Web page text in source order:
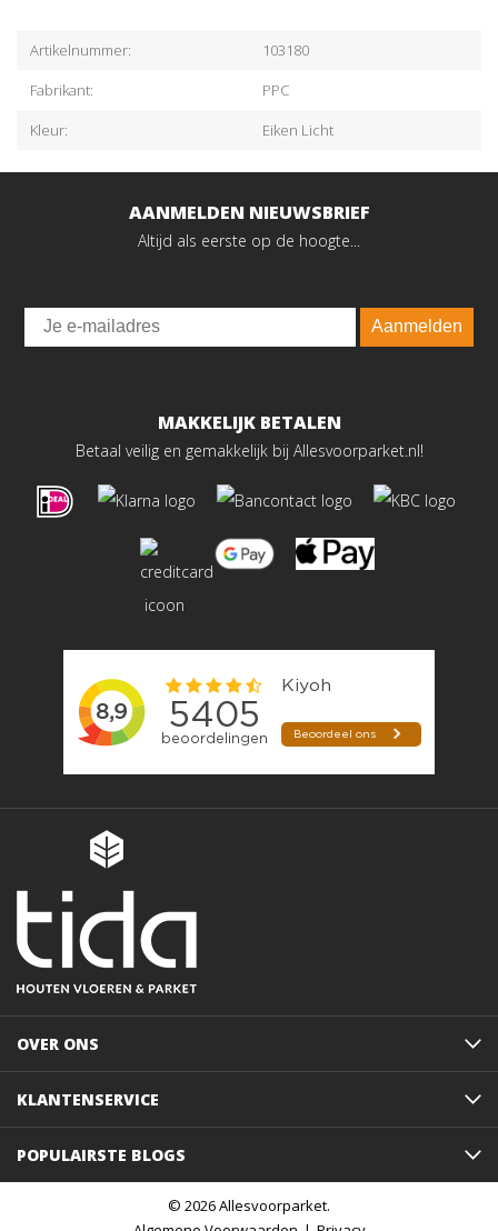
Artikelnummer:
103180
Fabrikant:
PPC
Kleur:
Eiken Licht
AANMELDEN NIEUWSBRIEF
Altijd als eerste op de hoogte...
Email
Aanmelden
MAKKELIJK BETALEN
Betaal veilig en gemakkelijk bij Allesvoorparket.nl!
OVER ONS
KLANTENSERVICE
POPULAIRSTE BLOGS
© 2026 Allesvoorparket.